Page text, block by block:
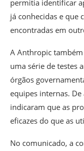
permitia identificar
já conhecidas e que
encontradas em
A Anthropic
uma série de testes
órgãos
equipes internas.
indicaram que as
eficazes do que as
No comunicado, a